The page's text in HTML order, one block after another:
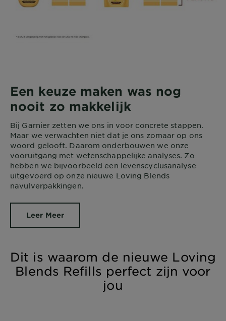
Een keuze maken was nog
nooit zo makkelijk​
Bij Garnier zetten we ons in voor concrete stappen.
Maar we verwachten niet dat je ons zomaar op ons
woord gelooft. Daarom onderbouwen we onze
vooruitgang met wetenschappelijke analyses. Zo
hebben we bijvoorbeeld een levenscyclusanalyse
uitgevoerd op onze nieuwe Loving Blends
navulverpakkingen.
Leer Meer
Dit is waarom de nieuwe Loving
Blends Refills perfect zijn voor
jou​